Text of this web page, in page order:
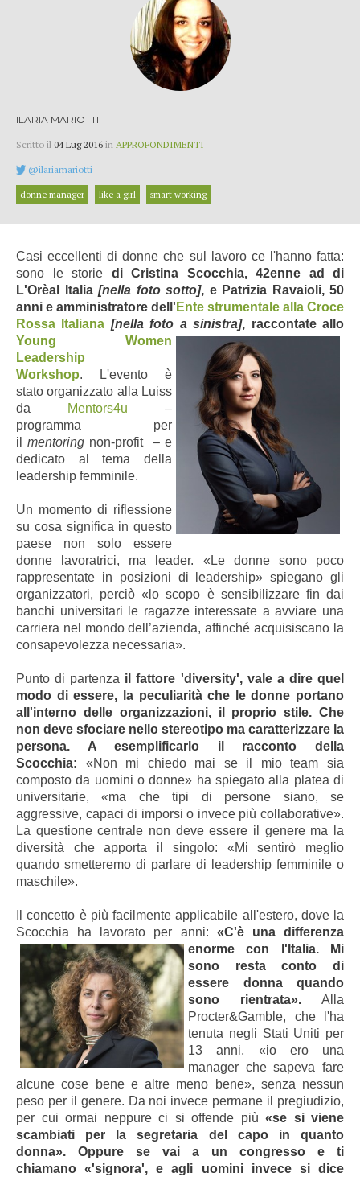
ILARIA MARIOTTI
Scritto il 04 Lug 2016 in APPROFONDIMENTI
@ilariamariotti
donne manager like a girl smart working
Casi eccellenti di donne che sul lavoro ce l'hanno fatta:
sono le storie di Cristina Scocchia, 42enne ad di
L'Orèal Italia [nella foto sotto], e Patrizia Ravaioli, 50
anni e amministratore dell' Ente strumentale alla Croce
Rossa Italiana [nella foto a sinistra], raccontate allo
Young Women
Leadership
Workshop. L'evento è
stato organizzato alla Luiss
da
Mentors4u –
programma per
il mentoring non-profit – e
dedicato al tema della
leadership femminile.
Un momento di riflessione
su cosa significa in questo
paese non solo essere
donne lavoratrici, ma leader. «Le donne sono poco
rappresentate in posizioni di leadership» spiegano gli
organizzatori, perciò «lo scopo è sensibilizzare fin dai
banchi universitari le ragazze interessate a avviare una
carriera nel mondo dell’azienda, affinché acquisiscano la
consapevolezza necessaria».
Punto di partenza il fattore 'diversity', vale a dire quel
modo di essere, la peculiarità che le donne portano
all'interno delle organizzazioni, il proprio stile. Che
non deve sfociare nello stereotipo ma caratterizzare la
persona. A esemplificarlo il racconto della
Scocchia: «Non mi chiedo mai se il mio team sia
composto da uomini o donne» ha spiegato alla platea di
universitarie, «ma che tipi di persone siano, se
aggressive, capaci di imporsi o invece più collaborative».
La questione centrale non deve essere il genere ma la
diversità che apporta il singolo: «Mi sentirò meglio
quando smetteremo di parlare di leadership femminile o
maschile».
Il concetto è più facilmente applicabile all'estero, dove la
Scocchia ha lavorato per anni: «C'è una differenza
enorme con l'Italia.
Mi
sono resta conto di
essere donna quando
sono rientrata». Alla
Procter&Gamble, che l'ha
tenuta negli Stati Uniti per
13 anni, «io ero una
manager che sapeva fare
alcune cose bene e altre meno bene», senza nessun
peso per il genere. Da noi invece permane il pregiudizio,
per cui ormai neppure ci si offende più «se si viene
scambiati per la segretaria del capo in quanto
donna». Oppure se vai a un congresso e ti
chiamano «'signora', e agli uomini invece si dice